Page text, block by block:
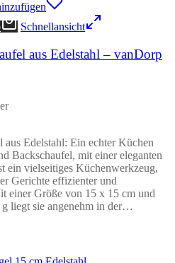
Schnellansicht
aus Edelstahl – vanDorp
Edelstahl: Ein echter Küchen
Backschaufel, mit einer eleganten
ein vielseitiges Küchenwerkzeug,
Gerichte effizienter und
einer Größe von 15 x 15 cm und
liegt sie angenehm in der…